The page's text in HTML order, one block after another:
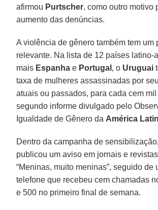
afirmou Purtscher, como outro motivo
aumento das denúncias.
A violência de gênero também tem um
relevante. Na lista de 12 países latino-
mais Espanha e Portugal , o Uruguai
taxa de mulheres assassinadas por
atuais ou passados, para cada cem
segundo informe divulgado pelo
Igualdade de Gênero da América
Dentro da campanha de
publicou um aviso em jornais e
“Meninas, muito meninas”, seguido de
telefone que recebeu cem chamadas
e 500 no primeiro final de semana.